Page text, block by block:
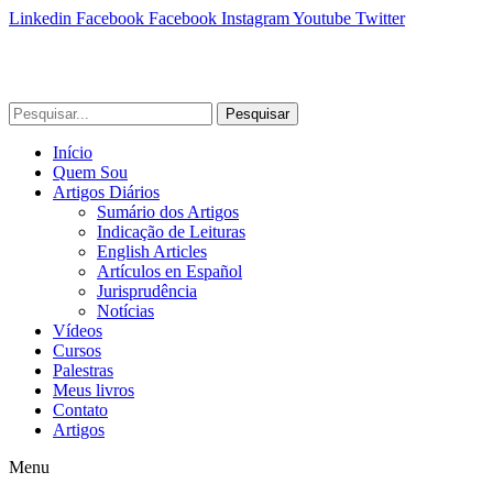
Linkedin Facebook Facebook InstagramYoutube Twitter
Pesquisar
Início
Quem Sou
Artigos Diários
Sumário dos Artigos
Indicação de Leituras
English Articles
Artículos en Español
Jurisprudência
Notícias
Vídeos
Cursos
Palestras
Meus livros
Contato
Artigos
Menu